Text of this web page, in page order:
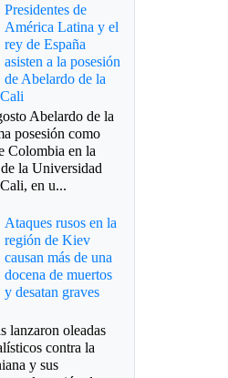
Presidentes de
América Latina y el
rey de España
asisten a la posesión
de Abelardo de la
Abelardo de la
posesión como
Colombia en la
la Universidad
en u...
Ataques rusos en la
región de Kiev
causan más de una
docena de muertos
y desatan graves
lanzaron oleadas
contra la
y sus